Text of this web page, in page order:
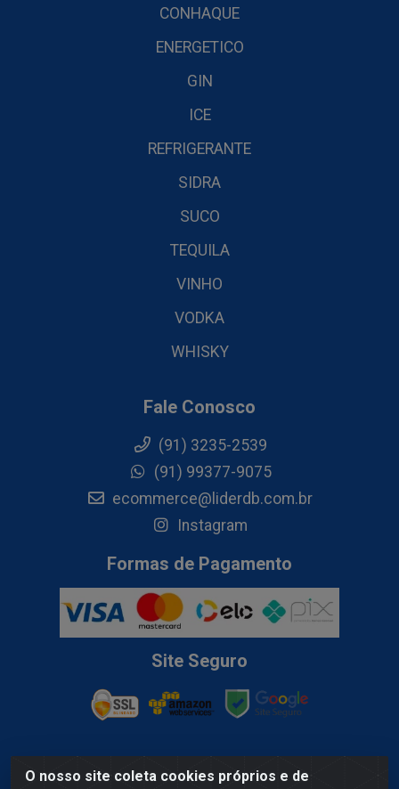
O nosso site coleta cookies próprios e de
CONHAQUE
ENERGETICO
GIN
ICE
REFRIGERANTE
SIDRA
SUCO
TEQUILA
VINHO
VODKA
WHISKY
Fale Conosco
(91) 3235-2539
(91) 99377-9075
ecommerce@liderdb.com.br
Instagram
Formas de Pagamento
Site Seguro